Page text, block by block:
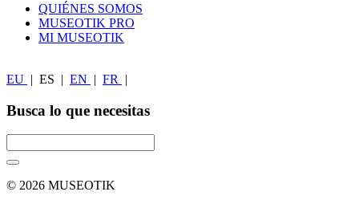
QUIÉNES SOMOS
MUSEOTIK PRO
MI MUSEOTIK
EU | ES | EN | FR |
Busca lo que necesitas
© 2026 MUSEOTIK